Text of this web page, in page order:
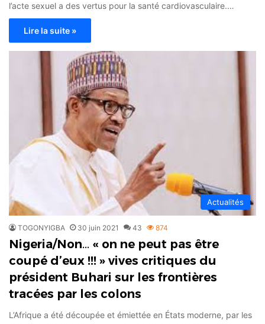
l’acte sexuel a des vertus pour la santé cardiovasculaire.…
Lire la suite »
Actualités
TOGONYIGBA 30 juin 2021 43 874
Nigeria/Non… « on ne peut pas être
coupé d’eux !!! » vives critiques du
président Buhari sur les frontières
tracées par les colons
L’Afrique a été découpée et émiettée en États moderne, par les